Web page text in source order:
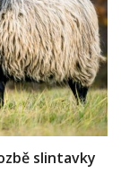
slintavky